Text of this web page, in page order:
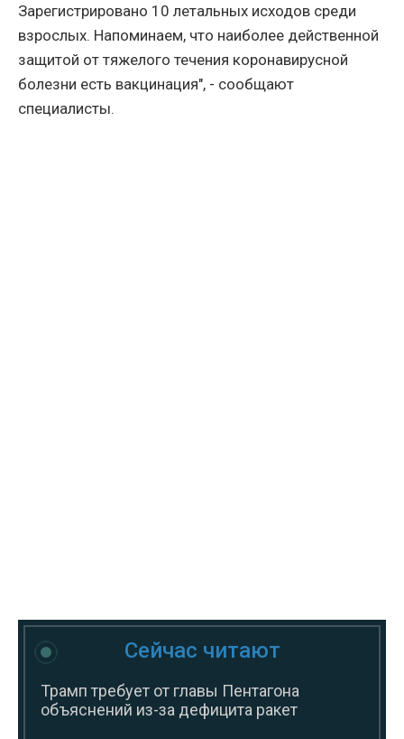
Зарегистрировано 10 летальных исходов среди
взрослых. Напоминаем, что наиболее действенной
защитой от тяжелого течения коронавирусной
болезни есть вакцинация", - сообщают
специалисты.
Сейчас читают
Трамп требует от главы Пентагона
объяснений из-за дефицита ракет